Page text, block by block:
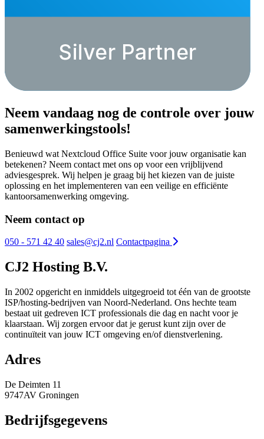
Neem vandaag nog de controle over jouw
samenwerkingstools!
Benieuwd wat Nextcloud Office Suite voor jouw organisatie kan
betekenen? Neem contact met ons op voor een vrijblijvend
adviesgesprek. Wij helpen je graag bij het kiezen van de juiste
oplossing en het implementeren van een veilige en efficiënte
kantoorsamenwerking omgeving.
Neem contact op
050 - 571 42 40 sales@cj2.nl Contactpagina
CJ2 Hosting B.V.
In 2002 opgericht en inmiddels uitgegroeid tot één van de grootste
ISP/hosting-bedrijven van Noord-Nederland. Ons hechte team
bestaat uit gedreven ICT professionals die dag en nacht voor je
klaarstaan. Wij zorgen ervoor dat je gerust kunt zijn over de
continuïteit van jouw ICT omgeving en/of dienstverlening.
Adres
De Deimten 11
9747AV Groningen
Bedrijfsgegevens